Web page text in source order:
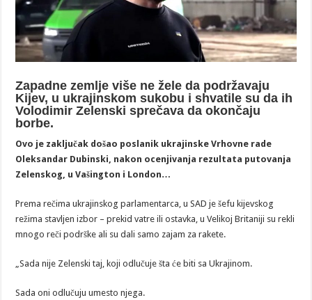
Zapadne zemlje više ne žele da podržavaju
Kijev, u ukrajinskom sukobu i shvatile su da ih
Volodimir Zelenski sprečava da okončaju
borbe.
Ovo je zaključak došao poslanik ukrajinske Vrhovne rade
Oleksandar Dubinski, nakon ocenjivanja rezultata putovanja
Zelenskog, u Vašington i London…
Prema rečima ukrajinskog parlamentarca, u SAD je šefu kijevskog
režima stavljen izbor – prekid vatre ili ostavka, u Velikoj Britaniji su rekli
mnogo reči podrške ali su dali samo zajam za rakete.
„Sada nije Zelenski taj, koji odlučuje šta će biti sa Ukrajinom.
Sada oni odlučuju umesto njega.